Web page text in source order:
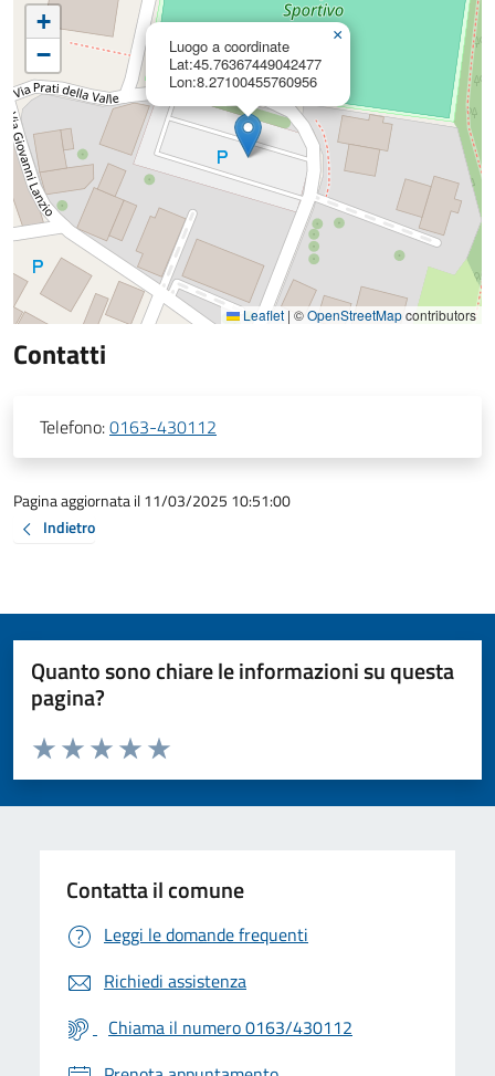
Luogo a coordinate
Lat:45.76367449042477
Lon:8.27100455760956
×
+
−
Leaflet | ©OpenStreetMapcontributors
Contatti
Telefono:0163-430112
Pagina aggiornata il 11/03/2025 10:51:00
Indietro
Quanto sono chiare le informazioni su questa
pagina?
Valuta da 1 a 5 stelle la pagina
Valuta 5 stelle su 5
Valuta 4 stelle su 5
Valuta 3 stelle su 5
Valuta 2 stelle su 5
Valuta 1 stelle su 5
Contatta il comune
Leggi le domande frequenti
Richiedi assistenza
Chiama il numero 0163/430112